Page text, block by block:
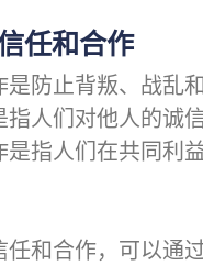
任和合作
防止背叛、战乱
人们对他人的诚
指人们在共同利
任和合作，可以通